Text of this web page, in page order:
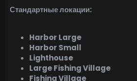
Стандартные локации:
Harbor Large
Harbor Small
Lighthouse
Large Fishing Village
Fishing Village